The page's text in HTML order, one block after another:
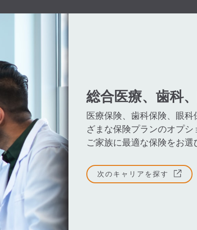
総合医療、歯科
医療保険、歯科保険、眼
ざまな保険プランのオプ
ご家族に最適な保険をお選
次のキャリアを探す